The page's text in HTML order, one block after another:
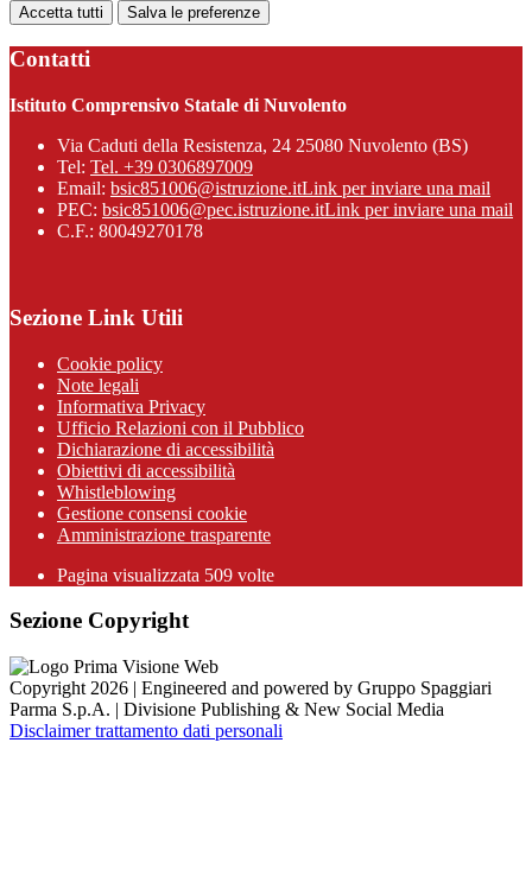
Accetta tutti Salva le preferenze
Contatti
Istituto Comprensivo Statale di Nuvolento
Via Caduti della Resistenza, 24 25080 Nuvolento (BS)
Tel: Tel. +39 0306897009
Email: bsic851006@istruzione.itLink per inviare una mail
PEC: bsic851006@pec.istruzione.itLink per inviare una mail
C.F.: 80049270178
Sezione Link Utili
Cookie policy
Note legali
Informativa Privacy
Ufficio Relazioni con il Pubblico
Dichiarazione di accessibilità
Obiettivi di accessibilità
Whistleblowing
Gestione consensi cookie
Amministrazione trasparente
Pagina visualizzata 509 volte
Sezione Copyright
Copyright 2026 | Engineered and powered by Gruppo Spaggiari
Parma S.p.A. | Divisione Publishing & New Social Media
Disclaimer trattamento dati personali